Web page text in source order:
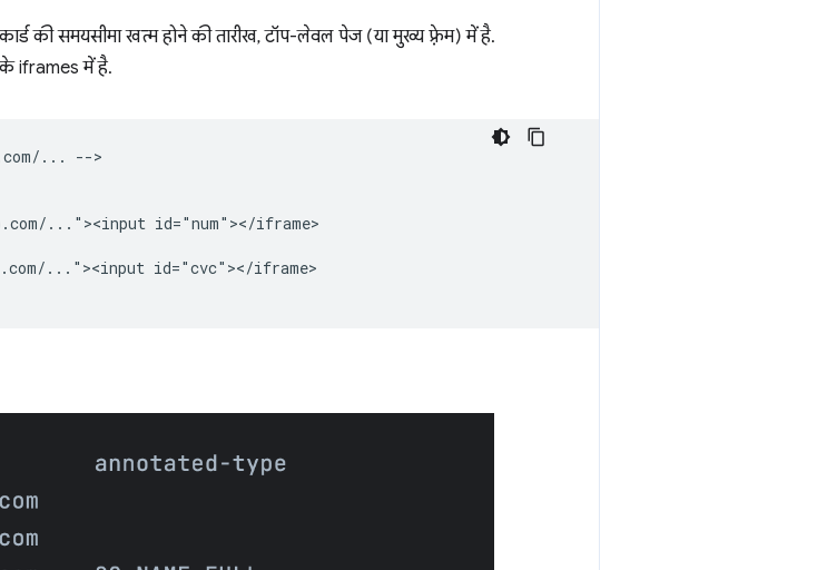
की समयसीमा खत्म होने की तारीख, टॉप-लेवल पेज (या मुख्य फ़्रेम) में है.
के iframes में है.
... -->
..."><input id="num"></iframe>
..."><input id="cvc"></iframe>